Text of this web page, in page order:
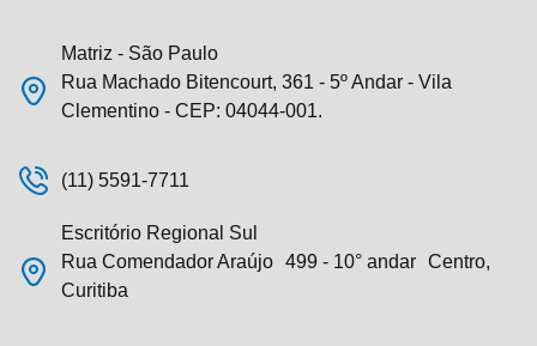
Matriz - São Paulo
Rua Machado Bitencourt, 361 - 5º Andar - Vila
Clementino - CEP: 04044-001.
(11) 5591-7711
Escritório Regional Sul
Rua Comendador Araújo 499 - 10° andar Centro,
Curitiba